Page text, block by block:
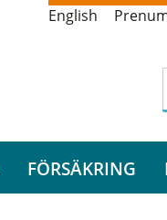
English
FÖRSÄKRING